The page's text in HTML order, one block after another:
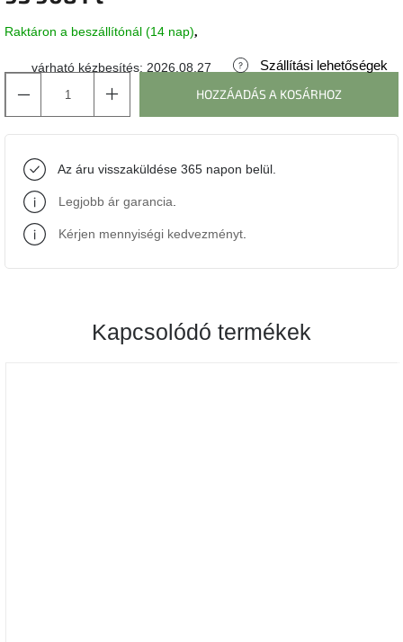
J-
gyűjtemény
Ame
Yens
gyűjtemény
Szezonális
Raktáron a beszállítónál (14 nap)
várható kézbesítés: 2026.08.27
Szállítási lehetőségek
HOZZÁADÁS A KOSÁRHOZ
Az áru visszaküldése 365 napon belül.
Legjobb ár garancia
Kérjen mennyiségi kedvezményt
Kapcsolódó termékek